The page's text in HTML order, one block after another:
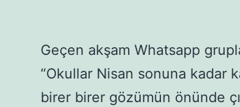
Geçen akşam Whatsapp
“Okullar Nisan sonuna kadar
birer birer gözümün önünde